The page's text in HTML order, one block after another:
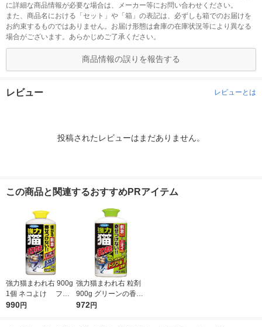
に詳細な商品情報が必要な場合は、メーカー等にお問い合わせください。
また、商品名における「セット」や「箱」の表記は、必ずしも箱でのお届けを
お約束するものではありません。お届け形態は倉庫の在庫状況等により異なる
場合がございます。あらかじめご了承ください。
商品情報の誤りを報告する
レビュー レビューとは
投稿されたレビューはまだありません。
この商品と関連するおすすめPRアイテム
強力猫まわれ右 900g
1個 ネコよけ フマ
キラー
990円
強力猫まわれ右 粒剤
900g グリーンの香り
1個 フマキラー
972円